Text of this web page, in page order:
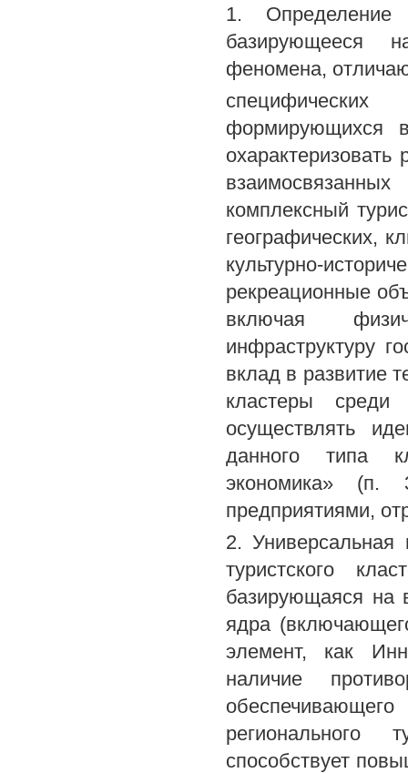
1. Определение
базирующееся
феномена,
формирующихся
охарактеризовать
комплексный
географических,
культурно-
рекреационные
включая
инфраструктуру
вклад в развитие
кластеры среди
осуществлять
данного типа
экономика» (п.
предприятиями,
2. Универсальная
туристского
базирующаяся на
ядра
элемент, как
наличие
регионального
способствует